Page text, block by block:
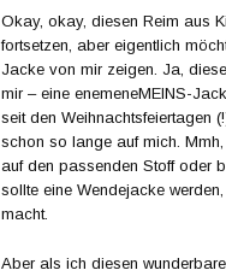
Okay, okay, diesen Reim aus
fortsetzen, aber eigentlich
Jacke von mir zeigen. Ja,
mir – eine enemeneMEINS-
seit den Weihnachtsfeiertagen
schon so lange auf mich.
auf den passenden Stoff oder
sollte eine Wendejacke
macht.
Aber als ich diesen